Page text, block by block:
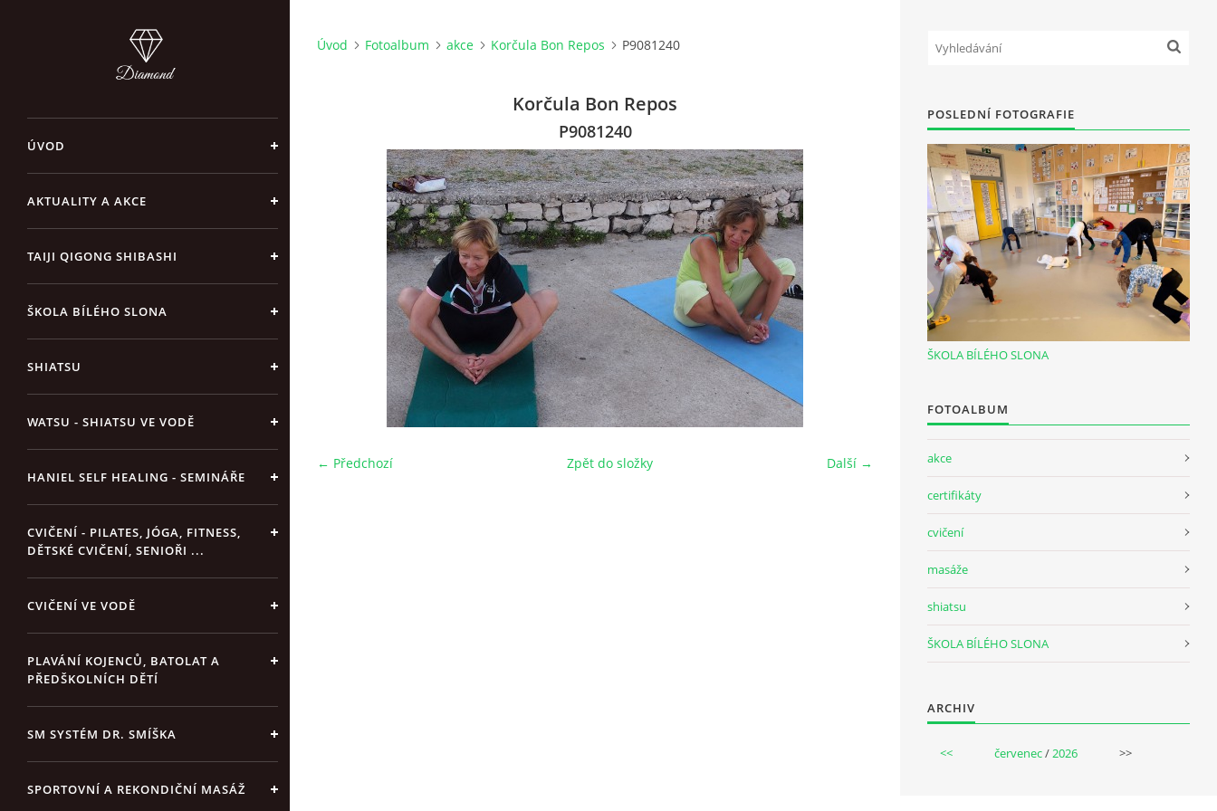
ÚVOD
AKTUALITY A AKCE
TAIJI QIGONG SHIBASHI
ŠKOLA BÍLÉHO SLONA
SHIATSU
WATSU - SHIATSU VE VODĚ
HANIEL SELF HEALING - SEMINÁŘE
CVIČENÍ - PILATES, JÓGA, FITNESS,
DĚTSKÉ CVIČENÍ, SENIOŘI ...
CVIČENÍ VE VODĚ
PLAVÁNÍ KOJENCŮ, BATOLAT A
PŘEDŠKOLNÍCH DĚTÍ
SM SYSTÉM DR. SMÍŠKA
SPORTOVNÍ A REKONDIČNÍ MASÁŽ
Úvod Fotoalbum akce Korčula Bon Repos P9081240
Korčula Bon Repos
P9081240
← Předchozí Další →
Zpět do složky
POSLEDNÍ FOTOGRAFIE
ŠKOLA BÍLÉHO SLONA
FOTOALBUM
akce
certifikáty
cvičení
masáže
shiatsu
ŠKOLA BÍLÉHO SLONA
ARCHIV
<< červenec/ 2026 >>